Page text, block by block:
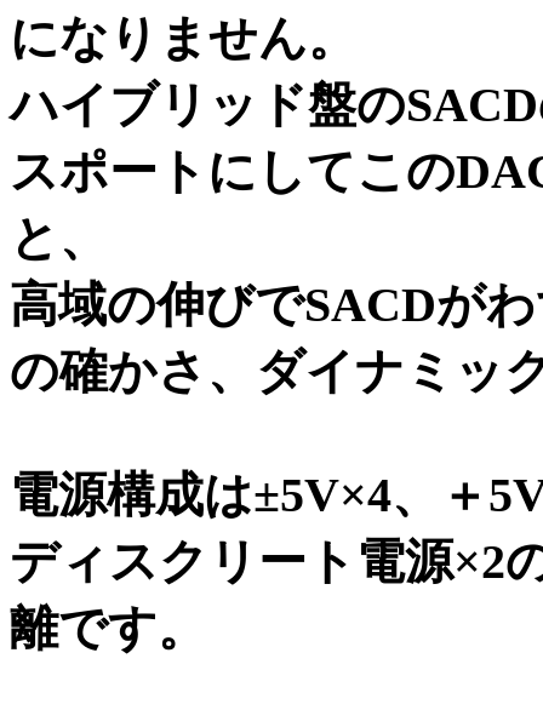
になりません。
ハイブリッド盤の
スポートにしてこの
と、
高域の伸びでSACDが
の確かさ、ダイナミッ
電源構成は±5V×4、＋
ディスクリート電源×2
離です。